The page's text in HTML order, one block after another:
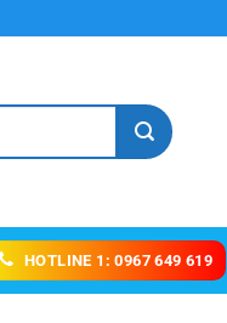
HOTLINE 1: 0967 649 619